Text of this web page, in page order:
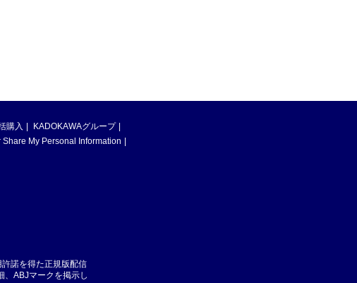
購入
KADOKAWAグループ
Share My Personal Information
諾を得た正規版配信
、ABJマークを掲示し